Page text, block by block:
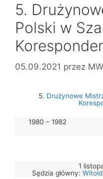
5.
Polski w
05.09.2021 przez MW
5. Drużynowe
1980 – 1982
1
Sędzia główny: